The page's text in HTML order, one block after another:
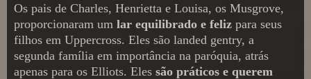
Os pais de Charles, Henrietta e Louisa, os Musgrove,
proporcionaram um lar equilibrado e feliz para seus
filhos em Uppercross. Eles são landed gentry, a
segunda família em importância na paróquia, atrás
apenas para os Elliots. Eles são práticos e querem